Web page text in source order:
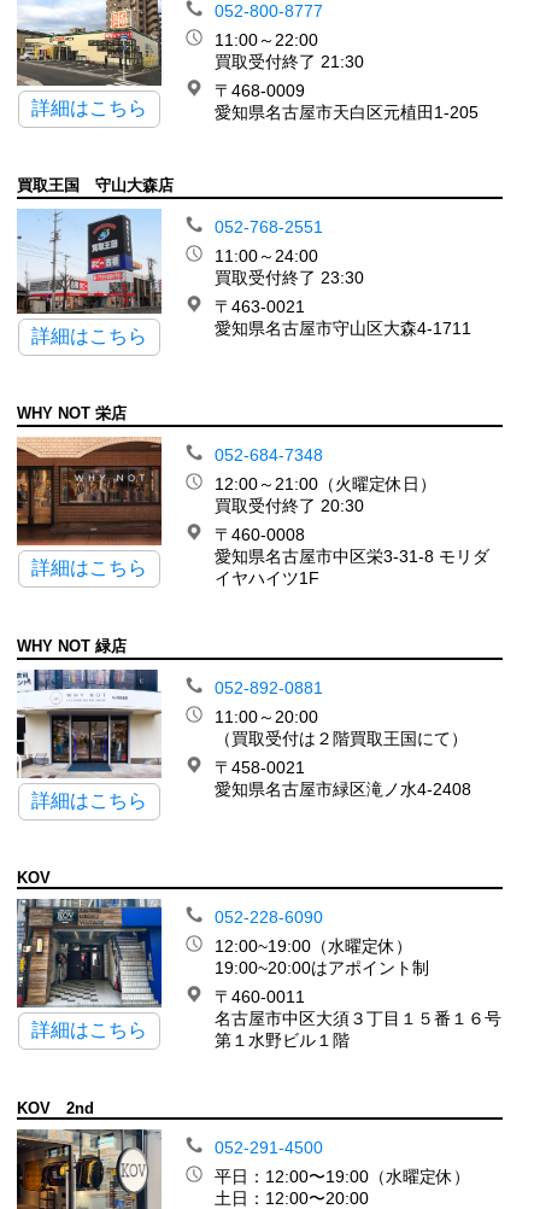
詳細はこちら
052-800-8777
11:00～22:00
買取受付終了 21:30
〒468-0009
愛知県名古屋市天白区元植田1-205
買取王国 守山大森店
詳細はこちら
052-768-2551
11:00～24:00
買取受付終了 23:30
〒463-0021
愛知県名古屋市守山区大森4-1711
WHY NOT 栄店
詳細はこちら
052-684-7348
12:00～21:00（火曜定休日）
買取受付終了 20:30
〒460-0008
愛知県名古屋市中区栄3-31-8 モリダ
イヤハイツ1F
WHY NOT 緑店
詳細はこちら
052-892-0881
11:00～20:00
（買取受付は２階買取王国にて）
〒458-0021
愛知県名古屋市緑区滝ノ水4-2408
KOV
詳細はこちら
052-228-6090
12:00~19:00（水曜定休）
19:00~20:00はアポイント制
〒460-0011
名古屋市中区大須３丁目１５番１６号
第１水野ビル１階
KOV 2nd
052-291-4500
平日：12:00〜19:00（水曜定休）
土日：12:00〜20:00